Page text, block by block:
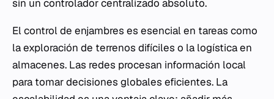
sin un controlador centralizado absoluto.
El control de enjambres es esencial en tareas como
la exploración de terrenos difíciles o la logística en
almacenes. Las redes procesan información local
para tomar decisiones globales eficientes. La